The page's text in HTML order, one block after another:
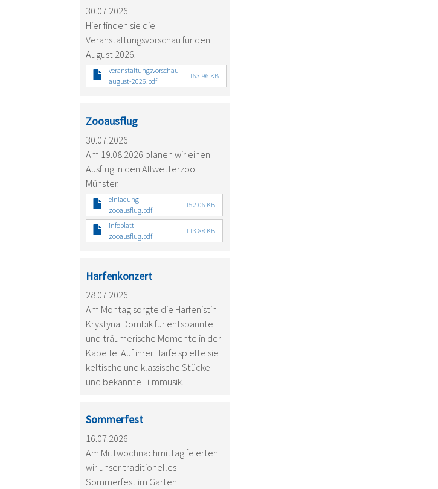
30.07.2026
Hier finden sie die
Veranstaltungsvorschau für den
August 2026.
veranstaltungsvorschau-
august-2026.pdf
163.96 KB
Zooausflug
30.07.2026
Am 19.08.2026 planen wir einen
Ausflug in den Allwetterzoo
Münster.
einladung-
zooausflug.pdf
152.06 KB
infoblatt-
zooausflug.pdf
113.88 KB
Harfenkonzert
28.07.2026
Am Montag sorgte die Harfenistin
Krystyna Dombik für entspannte
und träumerische Momente in der
Kapelle. Auf ihrer Harfe spielte sie
keltische und klassische Stücke
und bekannte Filmmusik.
Sommerfest
16.07.2026
Am Mittwochnachmittag feierten
wir unser traditionelles
Sommerfest im Garten.